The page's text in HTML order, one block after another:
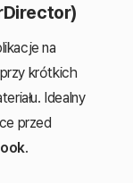
na
krótkich
Idealny
przed
.